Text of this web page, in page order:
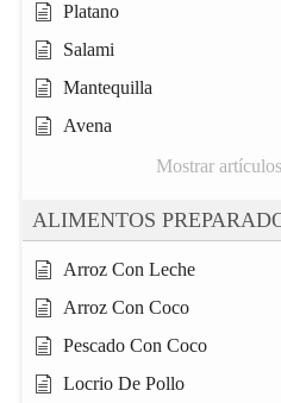
Platano
Salami
Mantequilla
Avena
Mostrar
ALIMENTOS
Arroz Con Leche
Arroz Con Coco
Pescado Con Coco
Locrio De Pollo